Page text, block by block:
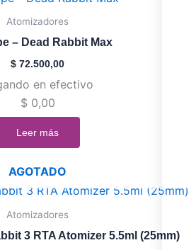
Atomizadores
– Dead Rabbit Max
$ 72.500,00
en efectivo
$ 0,00
Leer más
AGOTADO
Atomizadores
3 RTA Atomizer 5.5ml (25mm)
Este
producto